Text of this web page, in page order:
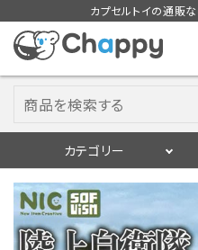
カプセルトイの通販
カテゴリー
ログイン
入荷スケジュール